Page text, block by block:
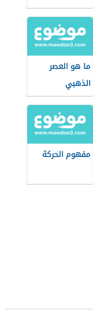
ما هو العصر
الذهبي
مفهوم الحركة